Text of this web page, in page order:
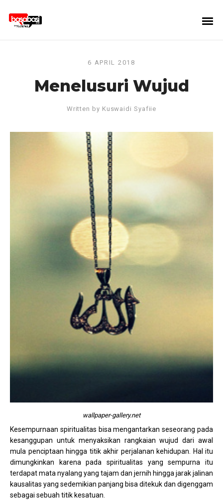
6 APRIL 2018
Menelusuri Wujud
Written by Kuswaidi Syafiie
wallpaper-gallery.net
Kesempurnaan spiritualitas bisa mengantarkan seseorang pada
kesanggupan untuk menyaksikan rangkaian wujud dari awal
mula penciptaan hingga titik akhir perjalanan kehidupan. Hal itu
dimungkinkan karena pada spiritualitas yang sempurna itu
terdapat mata nyalang yang tajam dan jernih hingga jarak jalinan
kausalitas yang sedemikian panjang bisa ditekuk dan digenggam
sebagai sebuah titik kesatuan.